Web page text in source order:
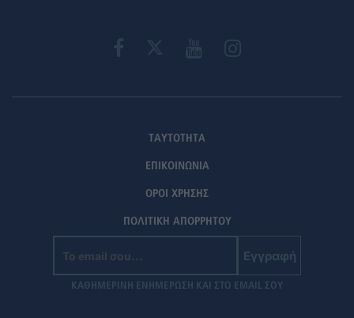
ΤΑΥΤΟΤΗΤΑ
ΕΠΙΚΟΙΝΩΝΙΑ
ΟΡΟΙ ΧΡΗΣΗΣ
ΠΟΛΙΤΙΚΗ ΑΠΟΡΡΗΤΟΥ
Εγγραφή
ΚΑΘΗΜΕΡΙΝΗ ΕΝΗΜΕΡΩΣΗ ΚΑΙ ΣΤΟ EMAIL ΣΟΥ